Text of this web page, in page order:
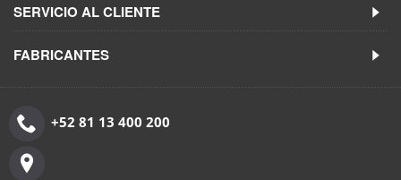
SERVICIO AL CLIENTE
FABRICANTES
+52 81 13 400 200